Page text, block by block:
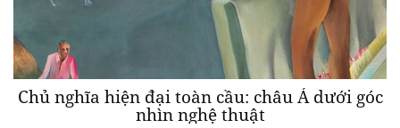
Chủ nghĩa hiện đại toàn cầu: châu Á dưới góc
nhìn nghệ thuật